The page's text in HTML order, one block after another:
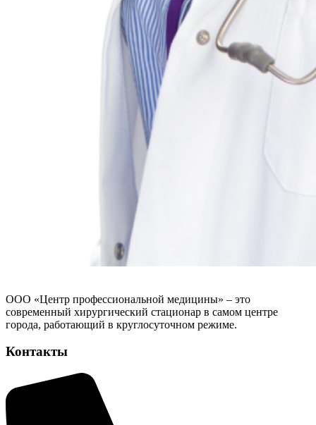
ООО «Центр профессиональной медицины» – это
современный хирургический стационар в самом центре
города, работающий в круглосуточном режиме.
Контакты